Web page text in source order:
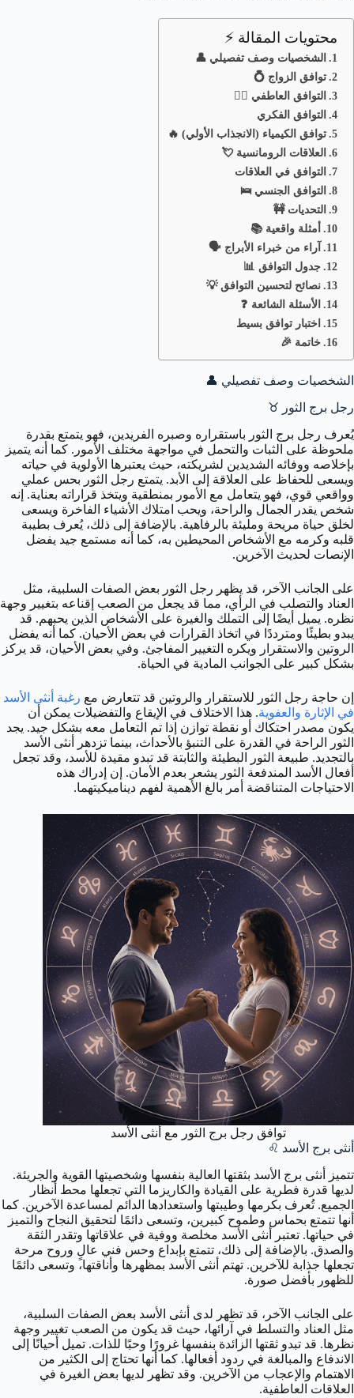
محتويات المقالة ⚡
الشخصيات وصف تفصيلي 👤
توافق الزواج 💍
التوافق العاطفي ❤️‍🔥
التوافق الفكري
توافق الكيمياء (الانجذاب الأولي) 🔥
العلاقات الرومانسية 💘
التوافق في العلاقات
التوافق الجنسي 🛌
التحديات 🚧
أمثلة واقعية 📚
آراء من خبراء الأبراج 🗣️
جدول التوافق 📊
نصائح لتحسين التوافق 💡
الأسئلة الشائعة ❓
اختبار توافق بسيط
خاتمة 🎉
الشخصيات وصف تفصيلي 👤
رجل برج الثور ♉️
يُعرف رجل برج الثور باستقراره وصبره الفريدين، فهو يتمتع بقدرة
ملحوظة على الثبات والتحمل في مواجهة مختلف الأمور. كما أنه يتميز
بإخلاصه ووفائه الشديدين لشريكته، حيث يعتبرها الأولوية في حياته
ويسعى للحفاظ على العلاقة إلى الأبد. يتمتع رجل الثور بحس عملي
وواقعي قوي، فهو يتعامل مع الأمور بمنطقية ويتخذ قراراته بعناية. إنه
شخص يقدر الجمال والراحة، ويحب امتلاك الأشياء الفاخرة ويسعى
لخلق حياة مريحة ومليئة بالرفاهية. بالإضافة إلى ذلك، يُعرف بطيبة
قلبه وكرمه مع الأشخاص المحيطين به، كما أنه مستمع جيد يفضل
الإنصات لحديث الآخرين.
على الجانب الآخر، قد يظهر رجل الثور بعض الصفات السلبية، مثل
العناد والتصلب في الرأي، مما قد يجعل من الصعب إقناعه بتغيير وجهة
نظره. يميل أيضًا إلى التملك والغيرة على الأشخاص الذين يحبهم. قد
يبدو بطيئًا ومترددًا في اتخاذ القرارات في بعض الأحيان. كما أنه يفضل
الروتين والاستقرار ويكره التغيير المفاجئ. وفي بعض الأحيان، قد يركز
بشكل كبير على الجوانب المادية في الحياة.
إن حاجة رجل الثور للاستقرار والروتين قد تتعارض مع رغبة أنثى الأسد
في الإثارة والعفوية. هذا الاختلاف في الإيقاع والتفضيلات يمكن أن
يكون مصدر احتكاك أو نقطة توازن إذا تم التعامل معه بشكل جيد. يجد
الثور الراحة في القدرة على التنبؤ بالأحداث، بينما تزدهر أنثى الأسد
بالتجديد. طبيعة الثور البطيئة والثابتة قد تبدو مقيدة للأسد، وقد تجعل
أفعال الأسد المندفعة الثور يشعر بعدم الأمان. إن إدراك هذه
الاحتياجات المتناقضة أمر بالغ الأهمية لفهم ديناميكيتهما.
توافق رجل برج الثور مع أنثى الأسد
أنثى برج الأسد ♌️
تتميز أنثى برج الأسد بثقتها العالية بنفسها وشخصيتها القوية والجريئة.
لديها قدرة فطرية على القيادة والكاريزما التي تجعلها محط أنظار
الجميع. تُعرف بكرمها وطيبتها واستعدادها الدائم لمساعدة الآخرين. كما
أنها تتمتع بحماس وطموح كبيرين، وتسعى دائمًا لتحقيق النجاح والتميز
في حياتها. تعتبر أنثى الأسد مخلصة ووفية في علاقاتها وتقدر الثقة
والصدق. بالإضافة إلى ذلك، تتمتع بإبداع وحس فني عالٍ وروح مرحة
تجعلها جذابة للآخرين. تهتم أنثى الأسد بمظهرها وأناقتها، وتسعى دائمًا
للظهور بأفضل صورة.
على الجانب الآخر، قد تظهر لدى أنثى الأسد بعض الصفات السلبية،
مثل العناد والتسلط في آرائها، حيث قد يكون من الصعب تغيير وجهة
نظرها. قد تبدو ثقتها الزائدة بنفسها غرورًا وحبًا للذات. تميل أحيانًا إلى
الاندفاع والمبالغة في ردود أفعالها. كما أنها تحتاج إلى الكثير من
الاهتمام والإعجاب من الآخرين. وقد تظهر لديها بعض الغيرة في
العلاقات العاطفية.